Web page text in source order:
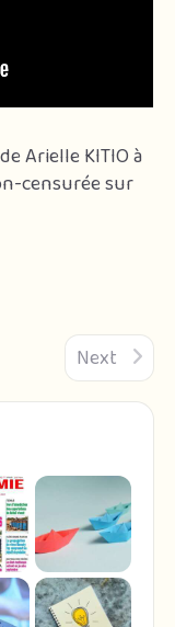
Arielle KITIO à
censurée sur
Next